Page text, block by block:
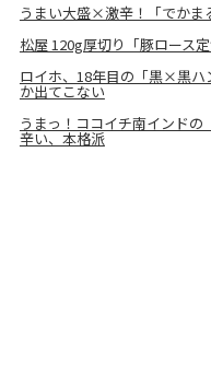
うまい大盛×激辛！「でかま
松屋 120g厚切り「豚ロース
ロイホ、18年目の「黒×黒
か出てこない
うまっ！ココイチ南インド
辛い、本格派